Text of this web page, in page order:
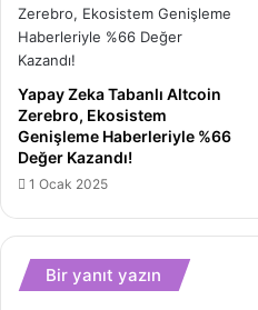
Yapay Zeka Tabanlı Altcoin
Zerebro, Ekosistem
Genişleme Haberleriyle %66
Değer Kazandı!
1 Ocak 2025
Bir yanıt yazın